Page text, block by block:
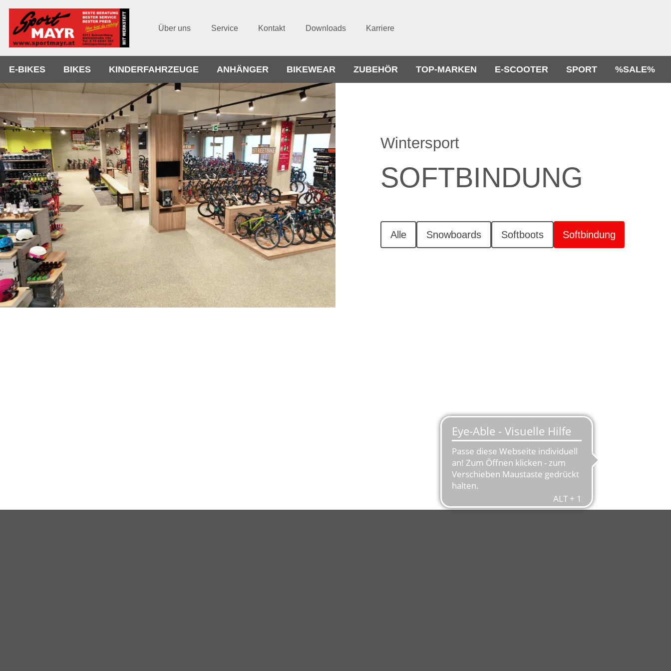
Über uns Service Kontakt Downloads Karriere
E-BIKES BIKES KINDERFAHRZEUGE ANHÄNGER BIKEWEAR ZUBEHÖR TOP-MARKEN E-SCOOTER SPORT %SALE%
Wintersport
SOFTBINDUNG
Alle Snowboards Softboots Softbindung